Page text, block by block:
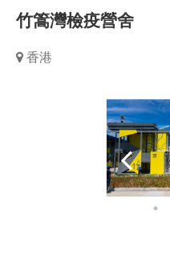
竹篙灣檢疫營舍
香港